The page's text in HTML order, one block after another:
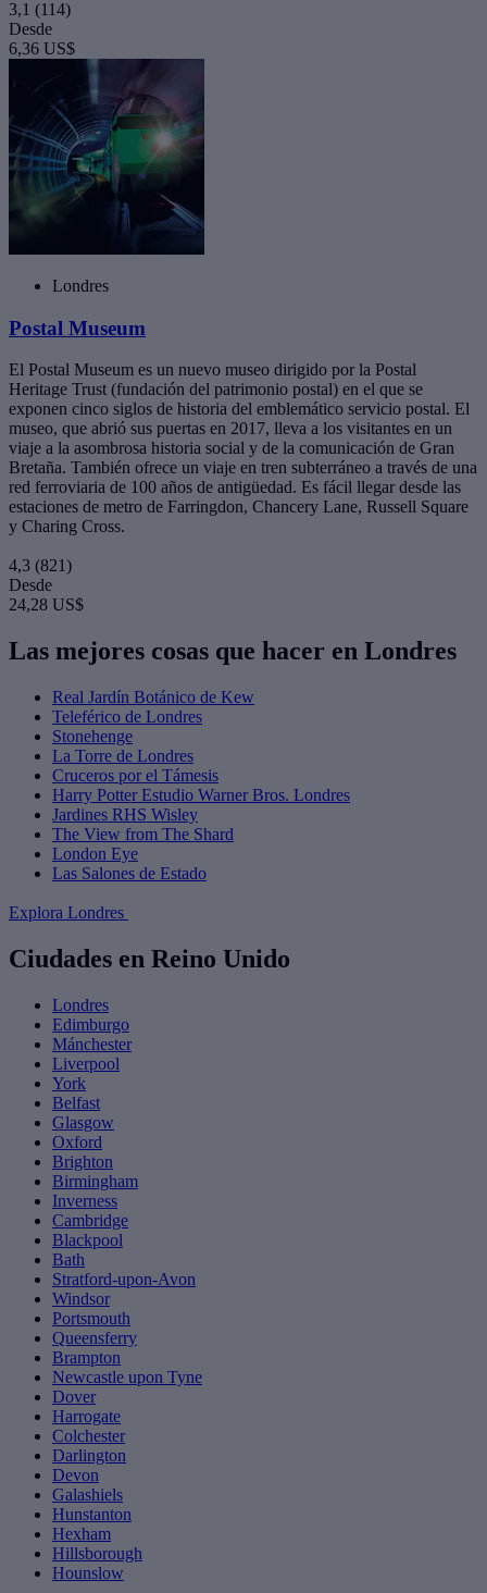
3,1 (114)
Desde
6,36 US$
Londres
Postal Museum
El Postal Museum es un nuevo museo dirigido por la Postal
Heritage Trust (fundación del patrimonio postal) en el que se
exponen cinco siglos de historia del emblemático servicio postal. El
museo, que abrió sus puertas en 2017, lleva a los visitantes en un
viaje a la asombrosa historia social y de la comunicación de Gran
Bretaña. También ofrece un viaje en tren subterráneo a través de una
red ferroviaria de 100 años de antigüedad. Es fácil llegar desde las
estaciones de metro de Farringdon, Chancery Lane, Russell Square
y Charing Cross.
4,3 (821)
Desde
24,28 US$
Las mejores cosas que hacer en Londres
Real Jardín Botánico de Kew
Teleférico de Londres
Stonehenge
La Torre de Londres
Cruceros por el Támesis
Harry Potter Estudio Warner Bros. Londres
Jardines RHS Wisley
The View from The Shard
London Eye
Las Salones de Estado
Explora Londres
Ciudades en Reino Unido
Londres
Edimburgo
Mánchester
Liverpool
York
Belfast
Glasgow
Oxford
Brighton
Birmingham
Inverness
Cambridge
Blackpool
Bath
Stratford-upon-Avon
Windsor
Portsmouth
Queensferry
Brampton
Newcastle upon Tyne
Dover
Harrogate
Colchester
Darlington
Devon
Galashiels
Hunstanton
Hexham
Hillsborough
Hounslow